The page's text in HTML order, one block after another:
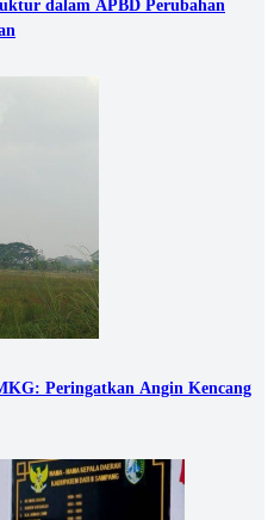
dalam APBD Perubahan
Peringatkan Angin Kencang